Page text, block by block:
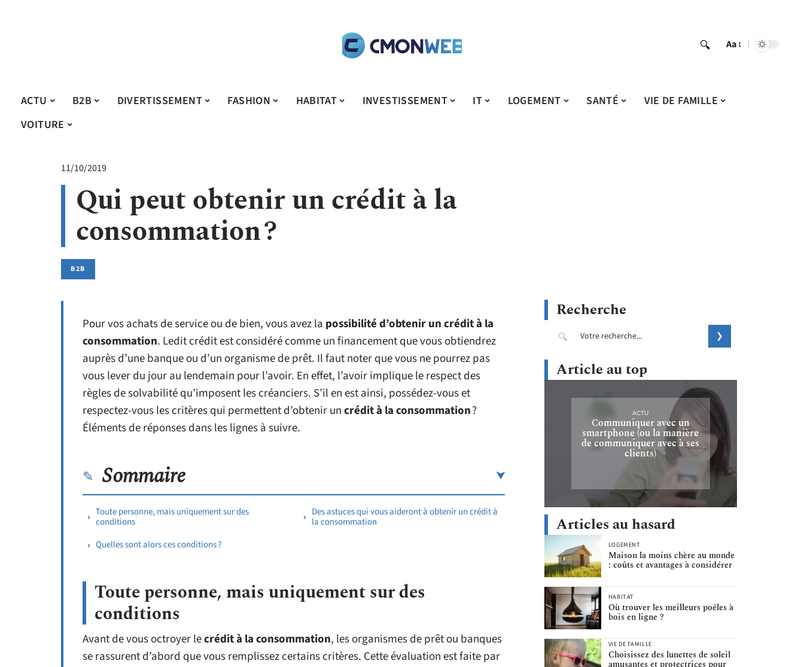
Aa
ACTU B2B DIVERTISSEMENT FASHION HABITAT INVESTISSEMENT IT LOGEMENT SANTÉ
VIE DE FAMILLE
VOITURE
11/10/2019
Qui peut obtenir un crédit à la
consommation ?
B2B
Pour vos achats de service ou de bien, vous avez la possibilité d’obtenir un crédit à la
consommation. Ledit crédit est considéré comme un financement que vous obtiendrez
auprès d’une banque ou d’un organisme de prêt. Il faut noter que vous ne pourrez pas
vous lever du jour au lendemain pour l’avoir. En effet, l’avoir implique le respect des
règles de solvabilité qu’imposent les créanciers. S’il en est ainsi, possédez-vous et
respectez-vous les critères qui permettent d’obtenir uncrédit à la consommation?
Éléments de réponses dans les lignes à suivre.
Sommaire
Toute personne, mais uniquement sur des
conditions
Quelles sont alors ces conditions ?
Des astuces qui vous aideront à obtenir un crédit à
la consommation
Toute personne, mais uniquement sur des
conditions
Avant de vous octroyer lecrédit à la consommation, les organismes de prêt ou banques
se rassurent d’abord que vous remplissez certains critères. Cette évaluation est faite par
Recherche
Article au top
ACTU
Communiquer avec un
smartphone (ou la manière
de communiquer avec à ses
clients)
Articles au hasard
LOGEMENT
Maison la moins chère au monde
: coûts et avantages à considérer
HABITAT
Où trouver les meilleurs poêles à
bois en ligne ?
VIE DE FAMILLE
Choisissez des lunettes de soleil